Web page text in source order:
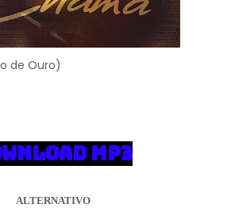
de Ouro)
MP3
ALTERNATIVO